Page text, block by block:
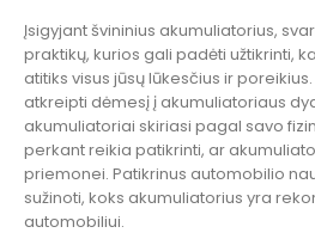
Įsigyjant švininius akumuliatorius,
praktikų, kurios gali padėti užtikrinti,
atitiks visus jūsų lūkesčius ir
atkreipti dėmesį į akumuliatoriaus
akumuliatoriai skiriasi pagal savo
perkant reikia patikrinti, ar
priemonei. Patikrinus automobilio
sužinoti, koks akumuliatorius yra
automobiliui.